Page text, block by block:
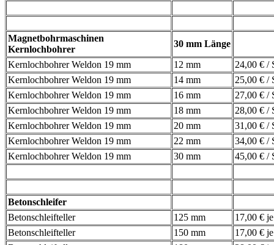
Magnetbohrmaschinen
Kernlochbohrer
30 mm Länge
Kernlochbohrer Weldon 19 mm
12 mm
24,00 € /
Kernlochbohrer Weldon 19 mm
14 mm
25,00 € /
Kernlochbohrer Weldon 19 mm
16 mm
27,00 € /
Kernlochbohrer Weldon 19 mm
18 mm
28,00 € /
Kernlochbohrer Weldon 19 mm
20 mm
31,00 € /
Kernlochbohrer Weldon 19 mm
22 mm
34,00 € /
Kernlochbohrer Weldon 19 mm
30 mm 45,00 € /
Betonschleifer
Betonschleifteller
125 mm
17,00 €
Betonschleifteller
150 mm
17,00 €